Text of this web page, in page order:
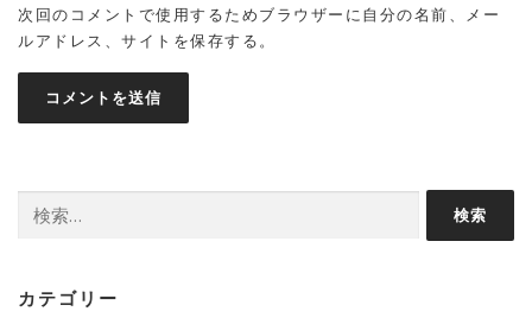
次回のコメントで使用するためブラウザーに自分の名前、メー
ルアドレス、サイトを保存する。
索:
カテゴリー